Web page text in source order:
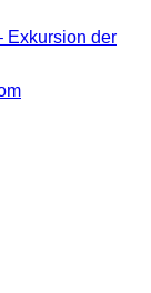
Exkursion der